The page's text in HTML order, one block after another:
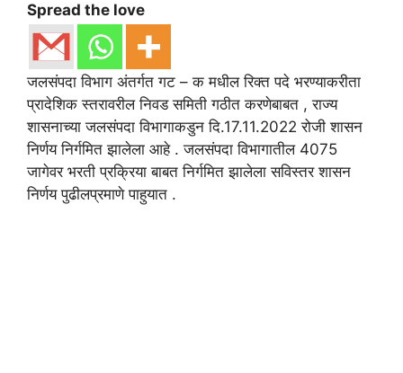
Spread the love
जलसंपदा विभाग अंतर्गत गट – क मधील रिक्त पदे भरण्याकरीता
प्रादेशिक स्तरावरील निवड समिती गठीत करणेबाबत , राज्य
शासनाच्या जलसंपदा विभागाकडुन दि.17.11.2022 रोजी शासन
निर्णय निर्गमित झालेला आहे . जलसंपदा विभागातील 4075
जागेवर भरती प्रक्रिया बाबत निर्गमित झालेला सविस्तर शासन
निर्णय पुढीलप्रमाणे पाहुयात .